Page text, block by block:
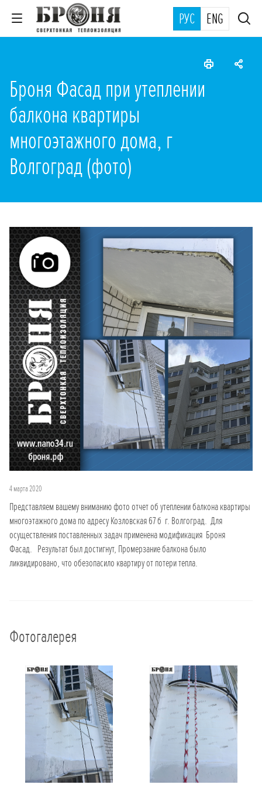
РУС ENG
Броня Фасад при утеплении
балкона квартиры
многоэтажного дома, г
Волгоград (фото)
4 марта 2020
Представляем вашему вниманию фото отчет об утеплении балкона квартиры
многоэтажного дома по адресу Козловская 67 б г. Волгоград. Для
осуществления поставленных задач применена модификация Броня
Фасад. Результат был достигнут, Промерзание балкона было
ликвидировано, что обезопасило квартиру от потери тепла.
Фотогалерея